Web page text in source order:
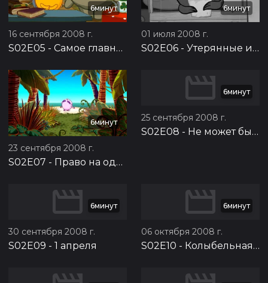
6минут
16 сентября 2008 г.
S02E05 - Самое главное
6минут
01 июля 2008 г.
S02E06 - Утерянные извинения
6минут
23 сентября 2008 г.
S02E07 - Право на одиночество
6минут
25 сентября 2008 г.
S02E08 - Не может быть
6минут
30 сентября 2008 г.
S02E09 - 1 апреля
6минут
06 октября 2008 г.
S02E10 - Колыбельная для Ёжика